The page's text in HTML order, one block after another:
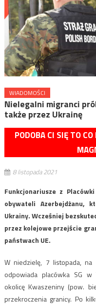
WIADOMOŚCI
Nielegalni migranci
także przez Ukrainę
PODOBA CI SIĘ TO
8 listopada 2021
Funkcjonariusze z
obywateli Azerbejdżanu,
Ukrainy. Wcześniej
przez kolejowe przejście
państwach UE.
W niedzielę, 7 listopada,
odpowiada placówka SG w
okolicę Kwaszeniny (pow.
przekroczenia granicy. Po